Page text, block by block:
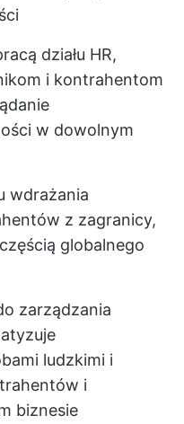
działu HR,
i kontrahentom
w dowolnym
wdrażania
z zagranicy,
globalnego
zarządzania
ludzkimi i
i
biznesie